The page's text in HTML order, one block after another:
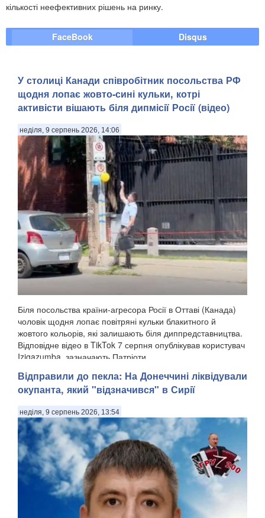
кількості неефективних рішень на ринку.
FaceBook Disqus
У столиці Канади співробітник посольства РФ
щодня лопає жовто-сині кульки, котрі
активісти вішають біля дипмісії Росії (відео)
неділя, 9 серпень 2026, 14:06
Біля посольства країни-агресора Росії в Оттаві (Канада)
чоловік щодня лопає повітряні кульки блакитного й
жовтого кольорів, які залишають біля диппредставництва.
Відповідне відео в TikTok 7 серпня опублікував користувач
Izigazumba, зазначають Патріоти ...
Відправили до пекла: На Донеччині ліквідували
окупанта, який "відзначився" в Сирії
неділя, 9 серпень 2026, 13:54